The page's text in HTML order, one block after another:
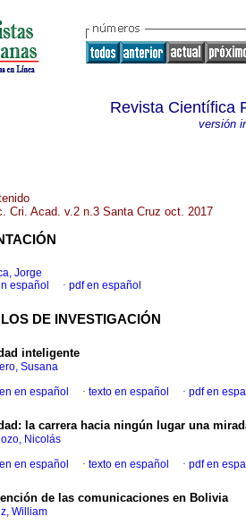
Revista Científica
versión
Cri. Acad. v.2 n.3 Santa Cruz oct. 2017
Jorge
español · pdf en español
DE INVESTIGACIÓN
inteligente
Susana
en español · texto en español · pdf en
la carrera hacia ningún lugar una
Nicolás
en español · texto en español · pdf en
de las comunicaciones en Bolivia
William